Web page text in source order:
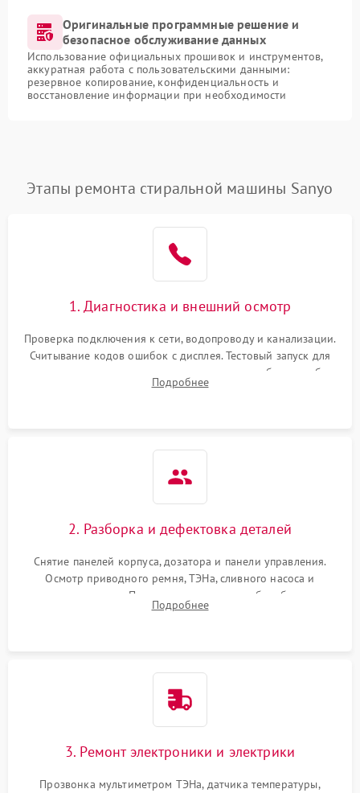
Оригинальные программные решение и
безопасное обслуживание данных
Использование официальных прошивок и инструментов,
аккуратная работа с пользовательскими данными:
резервное копирование, конфиденциальность и
восстановление информации при необходимости
Этапы ремонта стиральной машины Sanyo
1. Диагностика и внешний осмотр
Проверка подключения к сети, водопроводу и канализации.
Считывание кодов ошибок с дисплея. Тестовый запуск для
выявления посторонних шумов, протечек или сбоев в работе
электронного модуля управления.
Подробнее
2. Разборка и дефектовка деталей
Снятие панелей корпуса, дозатора и панели управления.
Осмотр приводного ремня, ТЭНа, сливного насоса и
амортизаторов. Проверка подшипников барабана и
крестовины на износ, а манжеты люка на разрывы.
Подробнее
3. Ремонт электроники и электрики
Прозвонка мультиметром ТЭНа, датчика температуры,